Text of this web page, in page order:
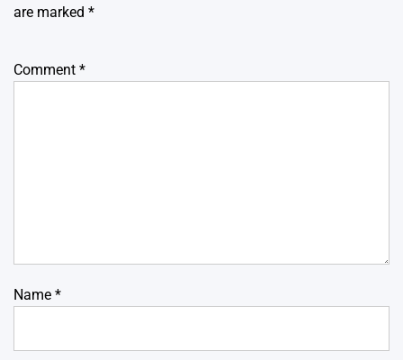
are marked *
Comment *
Name *